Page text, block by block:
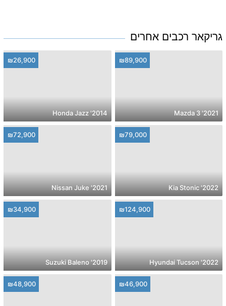
גריקאר רכבים אחרים
₪89,900
2021' Mazda 3
₪26,900
2014' Honda Jazz
₪79,000
2022' Kia Stonic
₪72,900
2021' Nissan Juke
₪124,900
2022' Hyundai Tucson
₪34,900
2019' Suzuki Baleno
₪46,900
₪48,900